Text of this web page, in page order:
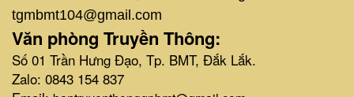
tgmbmt104@gmail.com
Văn phòng Truyền Thông:
Số 01 Trần Hưng Đạo, Tp. BMT, Đắk Lắk.
Zalo: 0843 154 837